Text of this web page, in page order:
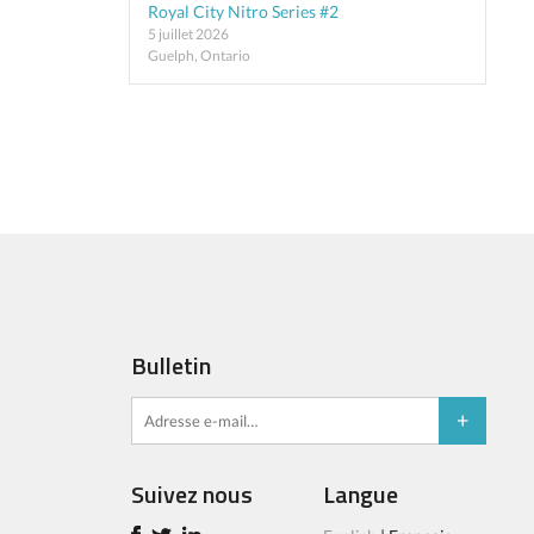
Royal City Nitro Series #2
5 juillet 2026
Guelph, Ontario
Bulletin
Suivez nous Langue